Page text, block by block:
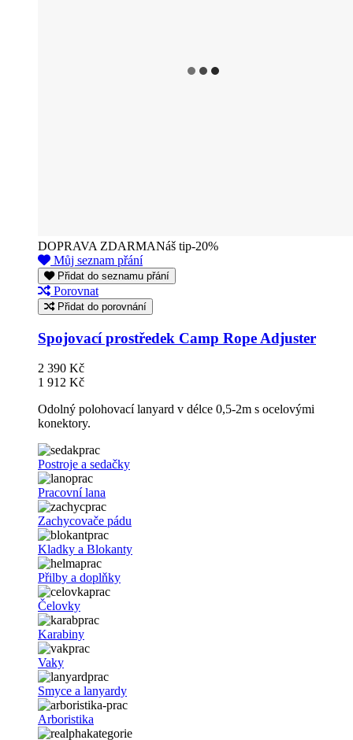
DOPRAVA ZDARMANáš tip-20%
Můj seznam přání
Přidat do seznamu přání
Porovnat
Přidat do porovnání
Spojovací prostředek Camp Rope Adjuster
2 390 Kč
1 912 Kč
Odolný polohovací lanyard v délce 0,5-2m s ocelovými
konektory.
Postroje a sedačky
Pracovní lana
Zachycovače pádu
Kladky a Blokanty
Přilby a doplňky
Čelovky
Karabiny
Vaky
Smyce a lanyardy
Arboristika